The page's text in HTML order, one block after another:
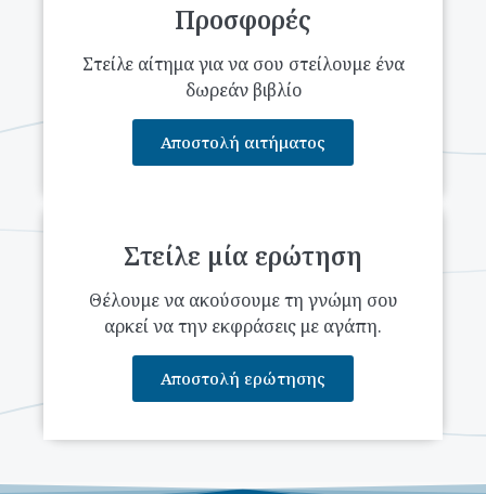
Προσφορές
Στείλε αίτημα για να σου στείλουμε ένα
δωρεάν βιβλίο
Αποστολή αιτήματος
Στείλε μία ερώτηση
Θέλουμε να ακούσουμε τη γνώμη σου
αρκεί να την εκφράσεις με αγάπη.
Αποστολή ερώτησης